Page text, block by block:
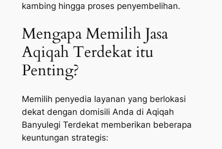
kambing hingga proses penyembelihan.
Mengapa Memilih Jasa
Aqiqah Terdekat itu
Penting?
Memilih penyedia layanan yang berlokasi
dekat dengan domisili Anda di Aqiqah
Banyulegi Terdekat memberikan beberapa
keuntungan strategis: